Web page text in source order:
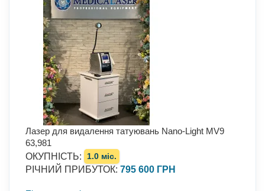
Лазер для видалення татуювань Nano-Light MV9
63,981
ОКУПНІСТЬ: 1.0 міс.
РІЧНИЙ ПРИБУТОК: 795 600 ГРН